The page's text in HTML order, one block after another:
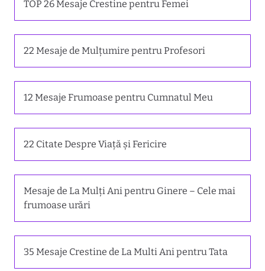
TOP 26 Mesaje Crestine pentru Femei
22 Mesaje de Mulțumire pentru Profesori
12 Mesaje Frumoase pentru Cumnatul Meu
22 Citate Despre Viață și Fericire
Mesaje de La Mulți Ani pentru Ginere – Cele mai
frumoase urări
35 Mesaje Crestine de La Multi Ani pentru Tata